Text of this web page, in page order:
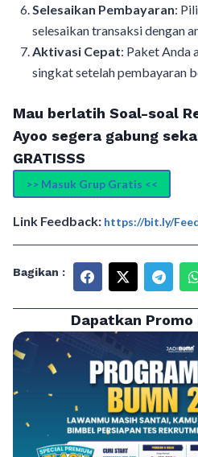
Selesaikan Pembayaran:
selesaikan transaksi dengan
Aktivasi Cepat: Paket Anda
singkat setelah pembayaran
Mau berlatih Soal-soal
Ayoo segera gabung
GRATISSS
>> Masuk Grup Gratis <<
Link Feedback: https://bit.ly/
Bagikan :
Dapatkan